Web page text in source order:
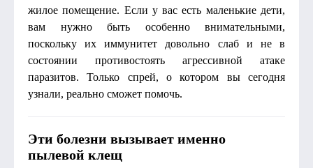
жилое помещение. Если у вас есть маленькие дети,
вам нужно быть особенно внимательными,
поскольку их иммунитет довольно слаб и не в
состоянии противостоять агрессивной атаке
паразитов. Только спрей, о котором вы сегодня
узнали, реально сможет помочь.
Эти болезни вызывает именно
пылевой клещ